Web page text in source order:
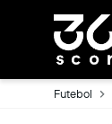
Futebol